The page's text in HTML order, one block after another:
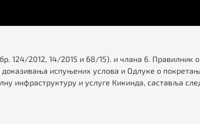
124/2012, 14/2015 и 68/15). и члана 6.
испуњених услова и Одлуке о
инфраструктуру и услуге Кикинда, саставља